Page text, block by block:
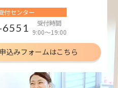
付センター
受付時間
9:00～19:00
込みフォームはこちら